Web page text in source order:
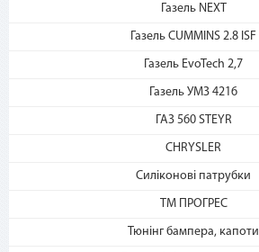
Газель NEXT
Газель CUMMINS 2.8 ISF
Газель EvoTech 2,7
Газель УМЗ 4216
ГАЗ 560 STEYR
CHRYSLER
Силіконові патрубки
ТМ ПРОГРЕС
Тюнінг бампера, капоти
1. Выберите товар
на b2motor.com и положите